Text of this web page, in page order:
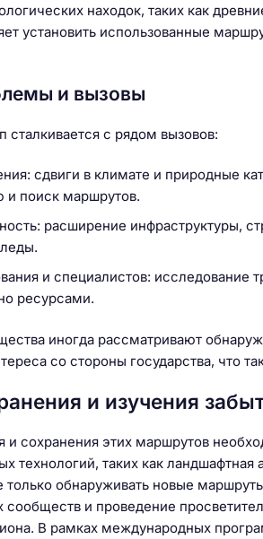
находок, таких как
установить использованные
и вызовы
сталкивается с рядом вызовов:
сдвиги в климате и природные
и поиск маршрутов.
расширение инфраструктуры,
и специалистов: исследование
ресурсами.
иногда рассматривают
со стороны государства, что
и изучения
и сохранения этих маршрутов
технологий, таких как
обнаруживать новые
и проведение
В рамках международных